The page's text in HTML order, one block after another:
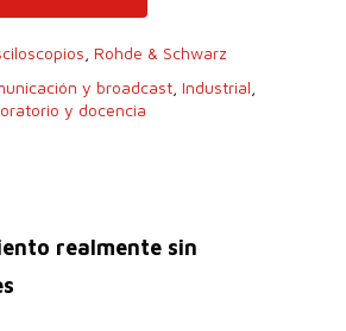
Rohde & Schwarz
y broadcast Industrial
y docencia
realmente sin